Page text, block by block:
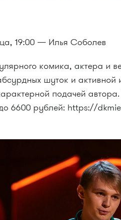
19:00 — Илья Соболев
комика, актера и
шуток и активной
подачей
6600 рублей: https://